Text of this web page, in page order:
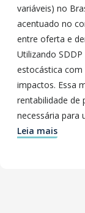
variáveis) no
acentuado no
entre oferta e
Utilizando
estocástica com
impactos. Essa
rentabilidade de
necessária para
Leia mais